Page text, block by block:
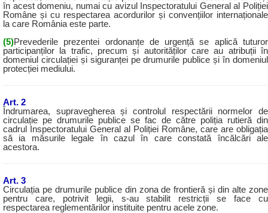
în acest domeniu, numai cu avizul Inspectoratului General al Poliției
Române și cu respectarea acordurilor și convențiilor internaționale
la care România este parte.
(5)Prevederile prezentei ordonanțe de urgență se aplică tuturor
participanților la trafic, precum și autorităților care au atribuții în
domeniul circulației și siguranței pe drumurile publice și în domeniul
protecției mediului.
Art. 2
Îndrumarea, supravegherea și controlul respectării normelor de
circulație pe drumurile publice se fac de către poliția rutieră din
cadrul Inspectoratului General al Poliției Române, care are obligația
să ia măsurile legale în cazul în care constată încălcări ale
acestora.
Art. 3
Circulația pe drumurile publice din zona de frontieră și din alte zone
pentru care, potrivit legii, s-au stabilit restricții se face cu
respectarea reglementărilor instituite pentru acele zone.